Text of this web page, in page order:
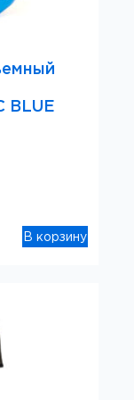
BLUE
В корзину